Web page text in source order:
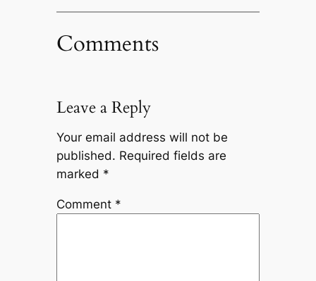
Comments
Leave a Reply
Your email address will not be
published. Required fields are
marked *
Comment *